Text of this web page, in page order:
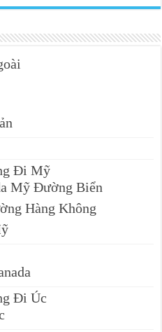
Đi Mỹ
Mỹ Đường Biển
Hàng Không
Đi Úc